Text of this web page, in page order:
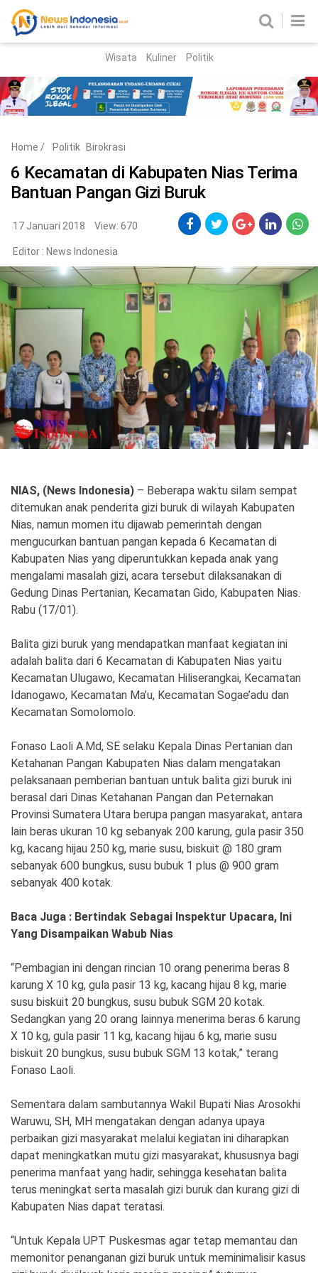
Parlemen
Nasional
Peristiwa
Hukum Kriminal
Korupsi
Gaya Hidup
Kesehatan Kuliner
Otomotif
Iptek
Pendidikan
Teknologi
SosBud
Sosial Budaya
Wisata
Ekonomi Olahraga
Indeks Birokrasi
©
Copyright
2026
News
All
Reserve
Wisata Kuliner Politik
Home / Politik Birokrasi
6 Kecamatan di Kabupaten Nias Terima
Bantuan Pangan Gizi Buruk
17 Januari 2018 View: 670
Editor : News Indonesia
NIAS, (News Indonesia) – Beberapa waktu silam sempat
ditemukan anak penderita gizi buruk di wilayah Kabupaten
Nias, namun momen itu dijawab pemerintah dengan
mengucurkan bantuan pangan kepada 6 Kecamatan di
Kabupaten Nias yang diperuntukkan kepada anak yang
mengalami masalah gizi, acara tersebut dilaksanakan di
Gedung Dinas Pertanian, Kecamatan Gido, Kabupaten Nias.
Rabu (17/01).
Balita gizi buruk yang mendapatkan manfaat kegiatan ini
adalah balita dari 6 Kecamatan di Kabupaten Nias yaitu
Kecamatan Ulugawo, Kecamatan Hiliserangkai, Kecamatan
Idanogawo, Kecamatan Ma’u, Kecamatan Sogae’adu dan
Kecamatan Somolomolo.
Fonaso Laoli A.Md, SE selaku Kepala Dinas Pertanian dan
Ketahanan Pangan Kabupaten Nias dalam mengatakan
pelaksanaan pemberian bantuan untuk balita gizi buruk ini
berasal dari Dinas Ketahanan Pangan dan Peternakan
Provinsi Sumatera Utara berupa pangan masyarakat, antara
lain beras ukuran 10 kg sebanyak 200 karung, gula pasir 350
kg, kacang hijau 250 kg, marie susu, biskuit @ 180 gram
sebanyak 600 bungkus, susu bubuk 1 plus @ 900 gram
sebanyak 400 kotak.
Baca Juga : Bertindak Sebagai Inspektur Upacara, Ini
Yang Disampaikan Wabub Nias
“Pembagian ini dengan rincian 10 orang penerima beras 8
karung X 10 kg, gula pasir 13 kg, kacang hijau 8 kg, marie
susu biskuit 20 bungkus, susu bubuk SGM 20 kotak.
Sedangkan yang 20 orang lainnya menerima beras 6 karung
X 10 kg, gula pasir 11 kg, kacang hijau 6 kg, marie susu
biskuit 20 bungkus, susu bubuk SGM 13 kotak,” terang
Fonaso Laoli.
Sementara dalam sambutannya Wakil Bupati Nias Arosokhi
Waruwu, SH, MH mengatakan dengan adanya upaya
perbaikan gizi masyarakat melalui kegiatan ini diharapkan
dapat meningkatkan mutu gizi masyarakat, khususnya bagi
penerima manfaat yang hadir, sehingga kesehatan balita
terus meningkat serta masalah gizi buruk dan kurang gizi di
Kabupaten Nias dapat teratasi.
“Untuk Kepala UPT Puskesmas agar tetap memantau dan
memonitor penanganan gizi buruk untuk meminimalisir kasus